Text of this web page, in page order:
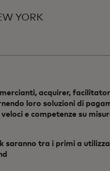
YORK
acquirer,
loro soluzioni di
e competenze su
saranno tra i primi a